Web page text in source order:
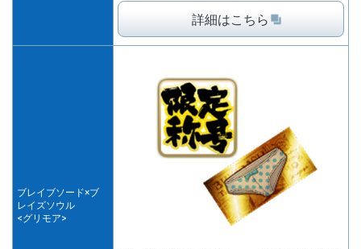
詳細はこちら
ブレイブソード×ブ
レイズソウル
<グリモア>